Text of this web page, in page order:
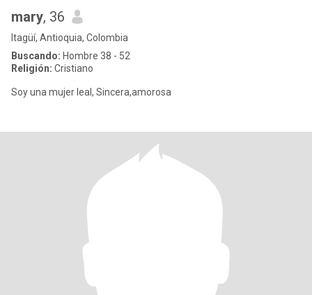
mary, 36
Itagüí, Antioquia, Colombia
Buscando: Hombre 38 - 52
Religión: Cristiano
Soy una mujer leal, Sincera,amorosa